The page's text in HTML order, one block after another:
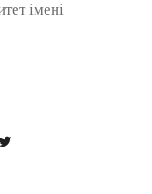
імені